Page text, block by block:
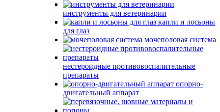
инструменты для ветеринарии
капли и лосьоны
для глаз
мочеполовая система
нестероидные противовоспалительные
препараты
опорно-
двигательный аппарат